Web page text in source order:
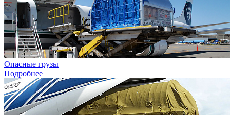
Опасные грузы
Подробнее